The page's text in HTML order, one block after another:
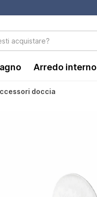
Arredo interno
doccia